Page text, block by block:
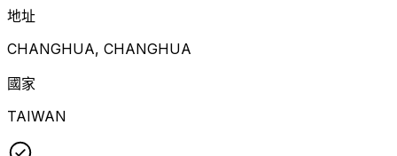
地址
CHANGHUA, CHANGHUA
國家
TAIWAN